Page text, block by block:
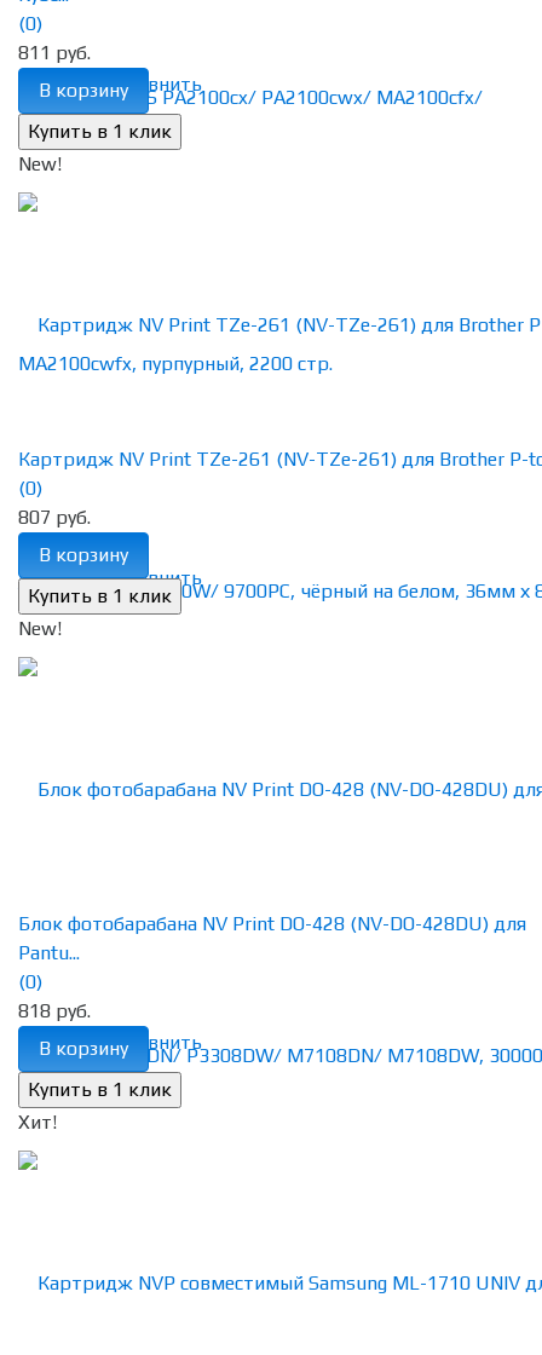
избранное сравнить
(0)
811 руб.
В корзину
New!
избранное сравнить
Картридж NV Print TZe-261 (NV-TZe-261) для Brother P-
(0)
807 руб.
В корзину
New!
избранное сравнить
Блок фотобарабана NV Print DO-428 (NV-DO-428DU) для
Pantu...
(0)
818 руб.
В корзину
Хит!